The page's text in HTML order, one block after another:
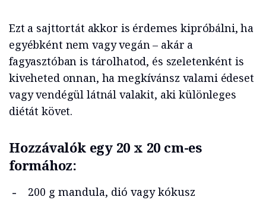
Ezt a sajttortát akkor is érdemes kipróbálni, ha
egyébként nem vagy vegán – akár a
fagyasztóban is tárolhatod, és szeletenként is
kiveheted onnan, ha megkívánsz valami édeset
vagy vendégül látnál valakit, aki különleges
diétát követ.
Hozzávalók egy 20 x 20 cm-es
formához:
200 g mandula, dió vagy kókusz